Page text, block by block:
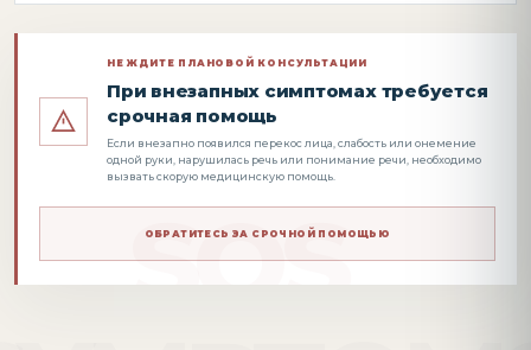
НЕ ЖДИТЕ ПЛАНОВОЙ КОНСУЛЬТАЦИИ
При внезапных симптомах требуется
срочная помощь
Если внезапно появился перекос лица, слабость или онемение
одной руки, нарушилась речь или понимание речи, необходимо
вызвать скорую медицинскую помощь.
ОБРАТИТЕСЬ ЗА СРОЧНОЙ ПОМОЩЬЮ